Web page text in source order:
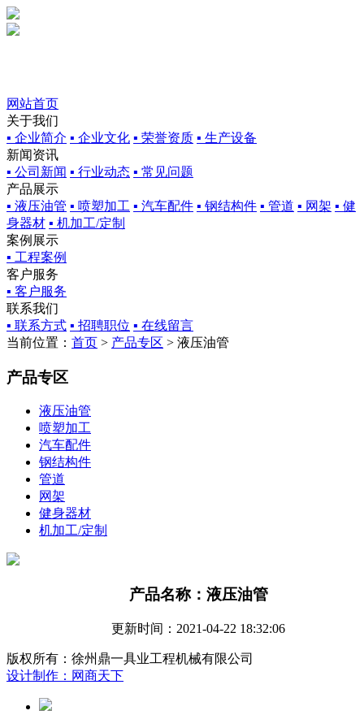
网站首页
关于我们
▪ 企业简介 ▪ 企业文化 ▪ 荣誉资质 ▪ 生产设备
新闻资讯
▪ 公司新闻 ▪ 行业动态 ▪ 常见问题
产品展示
▪ 液压油管 ▪ 喷塑加工 ▪ 汽车配件 ▪ 钢结构件 ▪ 管道 ▪ 网架 ▪ 健
身器材 ▪ 机加工/定制
案例展示
▪ 工程案例
客户服务
▪ 客户服务
联系我们
▪ 联系方式 ▪ 招聘职位 ▪ 在线留言
当前位置： 首页 > 产品专区 > 液压油管
产品专区
液压油管
喷塑加工
汽车配件
钢结构件
管道
网架
健身器材
机加工/定制
产品名称：液压油管
更新时间：2021-04-22 18:32:06
版权所有：徐州鼎一具业工程机械有限公司
设计制作：网商天下